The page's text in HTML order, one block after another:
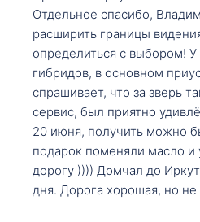
Отдельное спасибо,
расширить границы
определиться с выбором! У
гибридов, в основном
спрашивает, что за зверь
сервис, был приятно
20 июня, получить можно
подарок поменяли масло и
дорогу )))) Домчал до
дня. Дорога хорошая, но